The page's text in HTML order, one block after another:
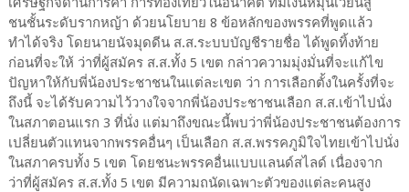
ชนชั้นระดับรากหญ้า ด้วยนโยบาย 8 ข้อหลักของพรรคที่พูดแล้ว
ทำได้จริง โดยนายนัจมุดดีน ส.ส.ระบบบัญชีรายชื่อ ได้พูดทิ้งท้าย
ก่อนที่จะให้ ว่าที่ผู้สมัคร ส.ส.ทั้ง 5 เขต กล่าวความมุ่งมั่นที่จะแก้ไข
ปัญหาให้กับพี่น้องประชาชนในแต่ละเขต ว่า การเลือกตั้งในครั้งที่จะ
ถึงนี้ จะได้รับความไว้วางใจจากพี่น้องประชาชนเลือก ส.ส.เข้าไปนั่ง
ในสภาตอนแรก 3 ที่นั่ง แต่มาถึงขณะนี้พบว่าพี่น้องประชาชนต้องการ
เปลี่ยนตัวแทนจากพรรคอื่นๆ เป็นเลือก ส.ส.พรรคภูมิใจไทยเข้าไปนั่ง
ในสภาครบทั้ง 5 เขต โดยชนะพรรคอื่นแบบแลนด์สไลด์ เนื่องจาก
ว่าที่ผู้สมัคร ส.ส.ทั้ง 5 เขต มีความถนัดเฉพาะตัวของแต่ละคนสูง